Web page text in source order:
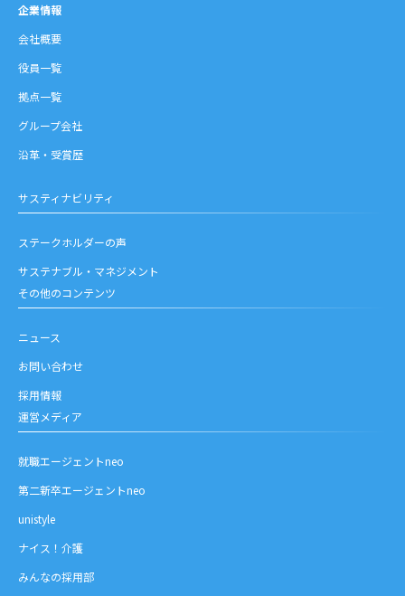
企業情報
会社概要
役員一覧
拠点一覧
グループ会社
沿革・受賞歴
サスティナビリティ
ステークホルダーの声
サステナブル・マネジメント
その他のコンテンツ
ニュース
お問い合わせ
採用情報
運営メディア
就職エージェントneo
第二新卒エージェントneo
unistyle
ナイス！介護
みんなの採用部